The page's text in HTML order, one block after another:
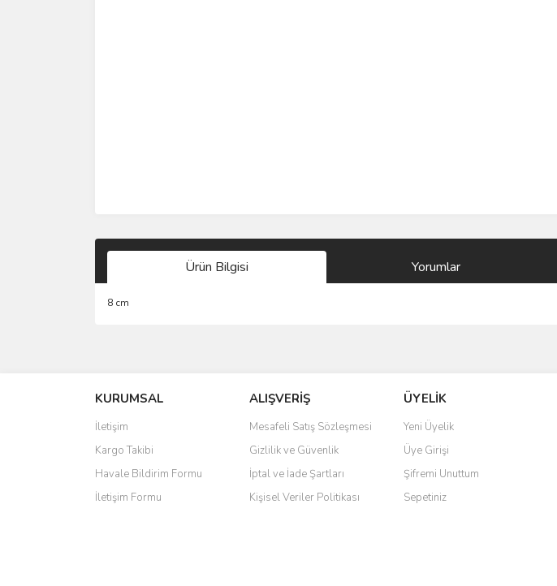
Ürün Bilgisi Yorumlar
8 cm
Ürün resmi kalitesiz, bozuk veya görüntülenemiyor.
Ürün açıklamasında eksik bilgiler bulunuyor.
Ürün bilgilerinde hatalar bulunuyor.
Ürün fiyatı diğer sitelerden daha pahalı.
Bu ürüne benzer farklı alternatifler olmalı.
KURUMSAL
İletişim
Kargo Takibi
Havale Bildirim Formu
İletişim Formu
ALIŞVERİŞ
Mesafeli Satış Sözleşmesi
Gizlilik ve Güvenlik
İptal ve İade Şartları
Kişisel Veriler Politikası
ÜYELİK
Yeni Üyelik
Üye Girişi
Şifremi Unuttum
Sepetiniz